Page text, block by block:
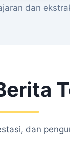
dan
dan